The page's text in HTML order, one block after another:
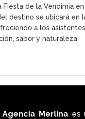
Fiesta de la Vendimia
destino se ubicará en
a los
sabor y naturaleza.
Agencia Merlinaes